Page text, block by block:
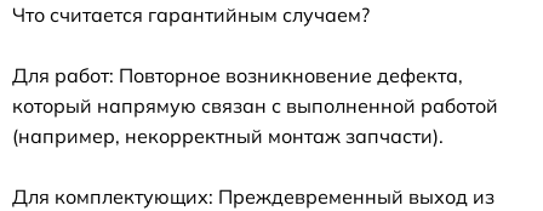
Что считается гарантийным случаем?
Для работ: Повторное возникновение дефекта,
который напрямую связан с выполненной работой
(например, некорректный монтаж запчасти).
Для комплектующих: Преждевременный выход из